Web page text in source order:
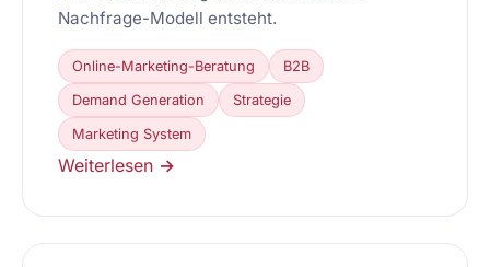
Nachfrage-Modell entsteht.
Online-Marketing-Beratung B2B
Demand Generation Strategie
Marketing System
Weiterlesen →